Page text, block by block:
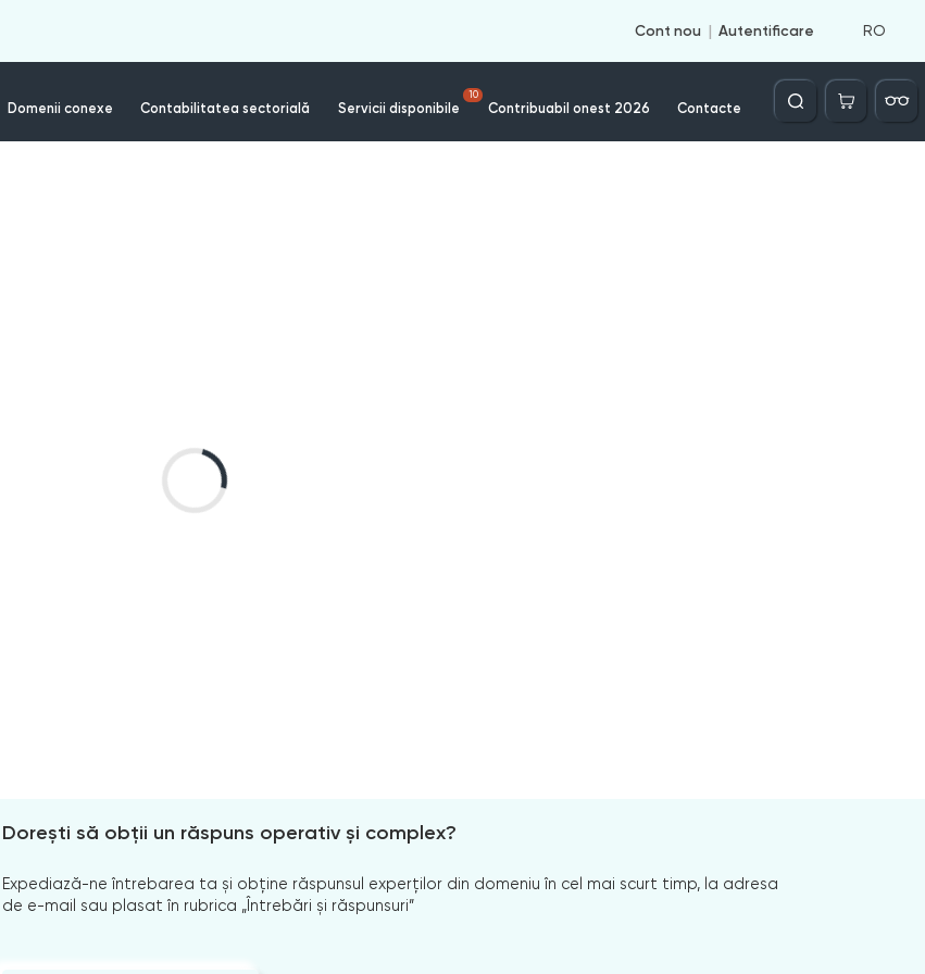
Cont nou Autentificare RO
Domenii conexe Contabilitatea sectorială Servicii disponibile
10
Contribuabil onest 2026 Contacte
Căutare
Dorești să obții un răspuns operativ și complex?
Expediază-ne întrebarea ta și obține răspunsul experților din domeniu în cel mai scurt timp, la adresa
de e-mail sau plasat în rubrica „Întrebări și răspunsuri”